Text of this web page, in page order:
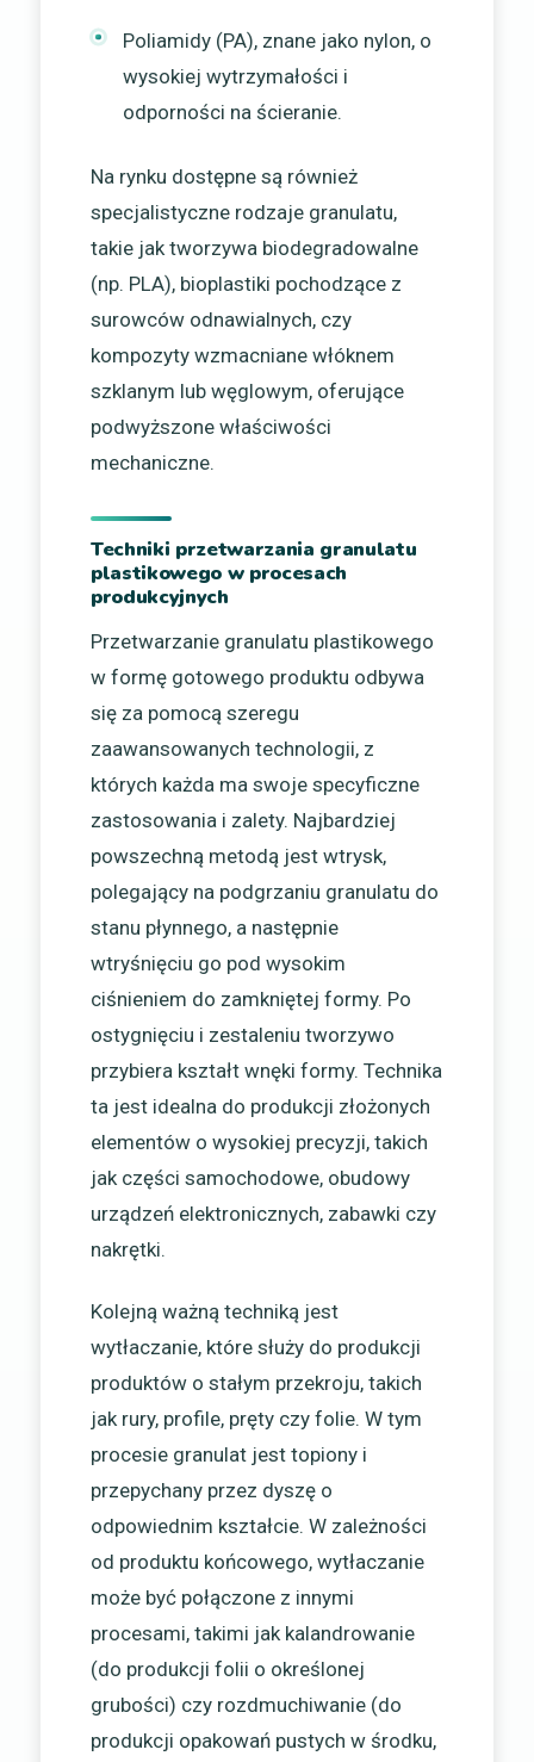
Poliamidy (PA), znane jako nylon, o
wysokiej wytrzymałości i
odporności na ścieranie.
Na rynku dostępne są również
specjalistyczne rodzaje granulatu,
takie jak tworzywa biodegradowalne
(np. PLA), bioplastiki pochodzące z
surowców odnawialnych, czy
kompozyty wzmacniane włóknem
szklanym lub węglowym, oferujące
podwyższone właściwości
mechaniczne.
Techniki przetwarzania granulatu
plastikowego w procesach
produkcyjnych
Przetwarzanie granulatu plastikowego
w formę gotowego produktu odbywa
się za pomocą szeregu
zaawansowanych technologii, z
których każda ma swoje specyficzne
zastosowania i zalety. Najbardziej
powszechną metodą jest wtrysk,
polegający na podgrzaniu granulatu do
stanu płynnego, a następnie
wtryśnięciu go pod wysokim
ciśnieniem do zamkniętej formy. Po
ostygnięciu i zestaleniu tworzywo
przybiera kształt wnęki formy. Technika
ta jest idealna do produkcji złożonych
elementów o wysokiej precyzji, takich
jak części samochodowe, obudowy
urządzeń elektronicznych, zabawki czy
nakrętki.
Kolejną ważną techniką jest
wytłaczanie, które służy do produkcji
produktów o stałym przekroju, takich
jak rury, profile, pręty czy folie. W tym
procesie granulat jest topiony i
przepychany przez dyszę o
odpowiednim kształcie. W zależności
od produktu końcowego, wytłaczanie
może być połączone z innymi
procesami, takimi jak kalandrowanie
(do produkcji folii o określonej
grubości) czy rozdmuchiwanie (do
produkcji opakowań pustych w środku,